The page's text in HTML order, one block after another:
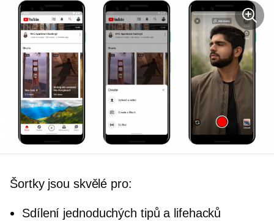
Šortky jsou skvělé pro:
Sdílení jednoduchých tipů a lifehacků